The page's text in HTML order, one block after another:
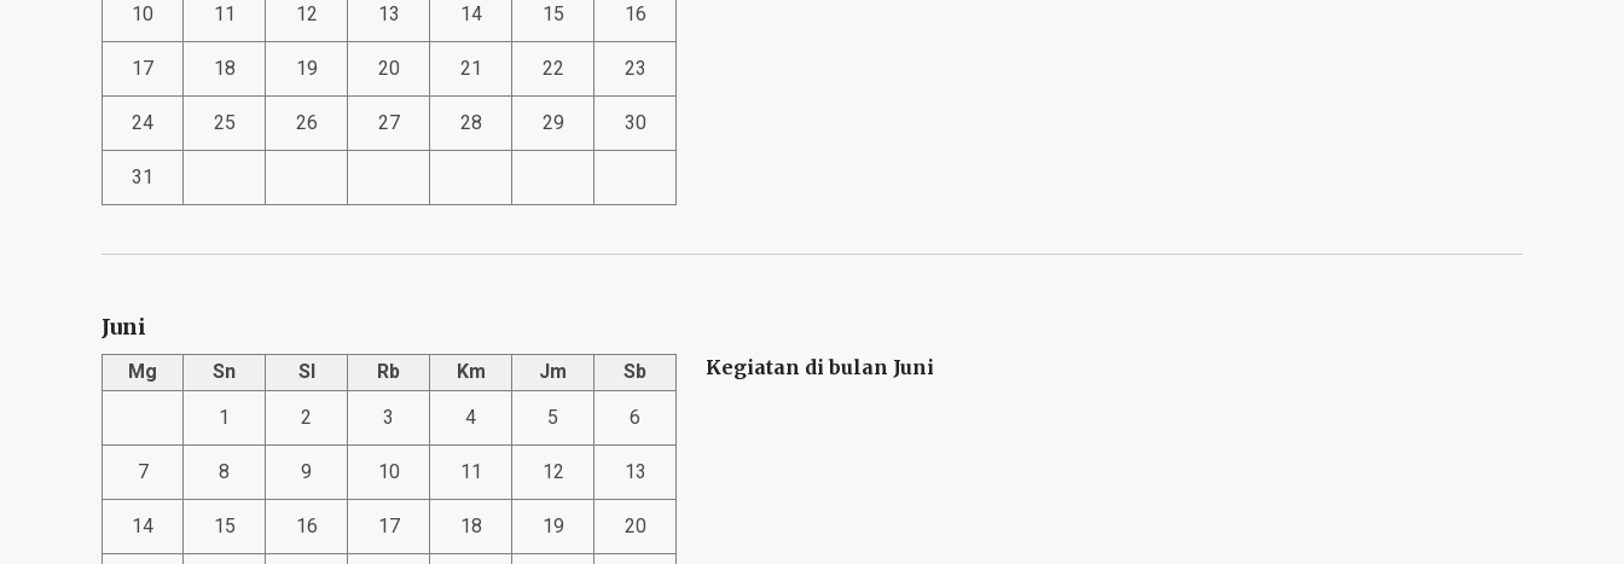
10 11 12 13 14 15 16
17 18 19 20 21 22 23
24 25 26 27 28 29 30
31
Juni
Mg Sn Sl Rb Km Jm
Sb
1
2 3 4 5 6
7 8 9 10 11 12 13
14 15 16 17 18 19 20
Kegiatan di bulan Juni